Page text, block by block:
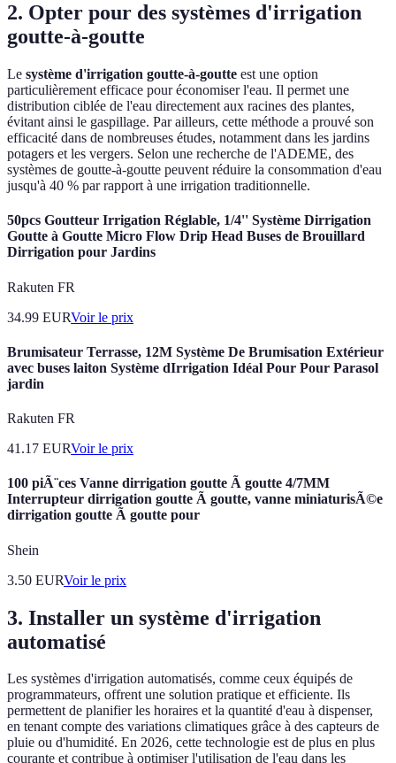
2. Opter pour des systèmes d'irrigation
goutte-à-goutte
Le système d'irrigation goutte-à-goutte est une option
particulièrement efficace pour économiser l'eau. Il permet une
distribution ciblée de l'eau directement aux racines des plantes,
évitant ainsi le gaspillage. Par ailleurs, cette méthode a prouvé son
efficacité dans de nombreuses études, notamment dans les jardins
potagers et les vergers. Selon une recherche de l'ADEME, des
systèmes de goutte-à-goutte peuvent réduire la consommation d'eau
jusqu'à 40 % par rapport à une irrigation traditionnelle.
50pcs Goutteur Irrigation Réglable, 1/4'' Système Dirrigation
Goutte à Goutte Micro Flow Drip Head Buses de Brouillard
Dirrigation pour Jardins
Rakuten FR
34.99 EURVoir le prix
Brumisateur Terrasse, 12M Système De Brumisation Extérieur
avec buses laiton Système dIrrigation Idéal Pour Pour Parasol
jardin
Rakuten FR
41.17 EURVoir le prix
100 piÃ¨ces Vanne dirrigation goutte Ã goutte 4/7MM
Interrupteur dirrigation goutte Ã goutte, vanne miniaturisÃ©e
dirrigation goutte Ã goutte pour
Shein
3.50 EURVoir le prix
3. Installer un système d'irrigation
automatisé
Les systèmes d'irrigation automatisés, comme ceux équipés de
programmateurs, offrent une solution pratique et efficiente. Ils
permettent de planifier les horaires et la quantité d'eau à dispenser,
en tenant compte des variations climatiques grâce à des capteurs de
pluie ou d'humidité. En 2026, cette technologie est de plus en plus
courante et contribue à optimiser l'utilisation de l'eau dans les